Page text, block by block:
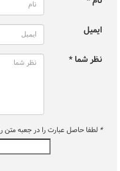
ایمیل
نظر شما *
* لطفا حاصل عبارت را در جعبه متن